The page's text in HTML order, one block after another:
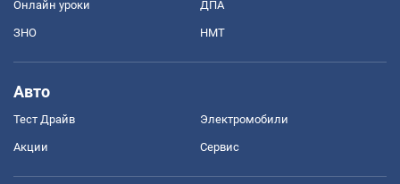
Онлайн уроки ДПА
ЗНО НМТ
Авто
Тест Драйв Электромобили
Акции Сервис